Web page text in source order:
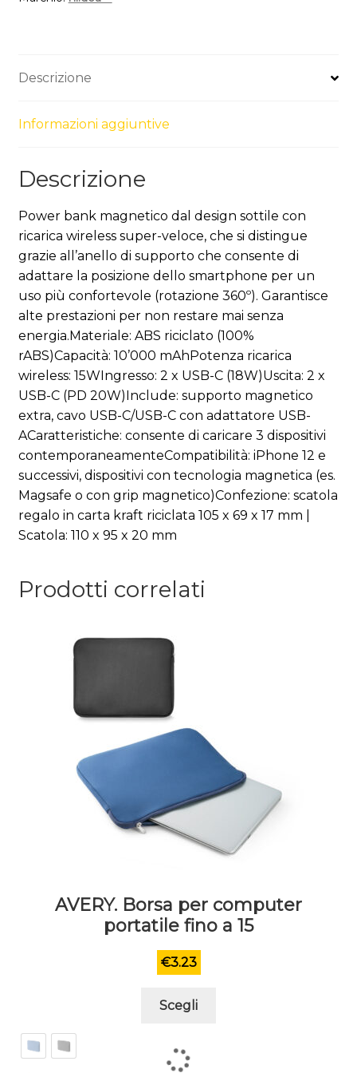
rABS)
quantità
Descrizione
Informazioni aggiuntive
Descrizione
Power bank magnetico dal design sottile con
ricarica wireless super-veloce, che si distingue
grazie all’anello di supporto che consente di
adattare la posizione dello smartphone per un
uso più confortevole (rotazione 360º). Garantisce
alte prestazioni per non restare mai senza
energia.Materiale: ABS riciclato (100%
rABS)Capacità: 10’000 mAhPotenza ricarica
wireless: 15WIngresso: 2 x USB-C (18W)Uscita: 2 x
USB-C (PD 20W)Include: supporto magnetico
extra, cavo USB-C/USB-C con adattatore USB-
ACaratteristiche: consente di caricare 3 dispositivi
contemporaneamenteCompatibilità: iPhone 12 e
successivi, dispositivi con tecnologia magnetica (es.
Magsafe o con grip magnetico)Confezione: scatola
regalo in carta kraft riciclata 105 x 69 x 17 mm |
Scatola: 110 x 95 x 20 mm
Prodotti correlati
AVERY. Borsa per computer
portatile fino a 15
€3.23
Scegli